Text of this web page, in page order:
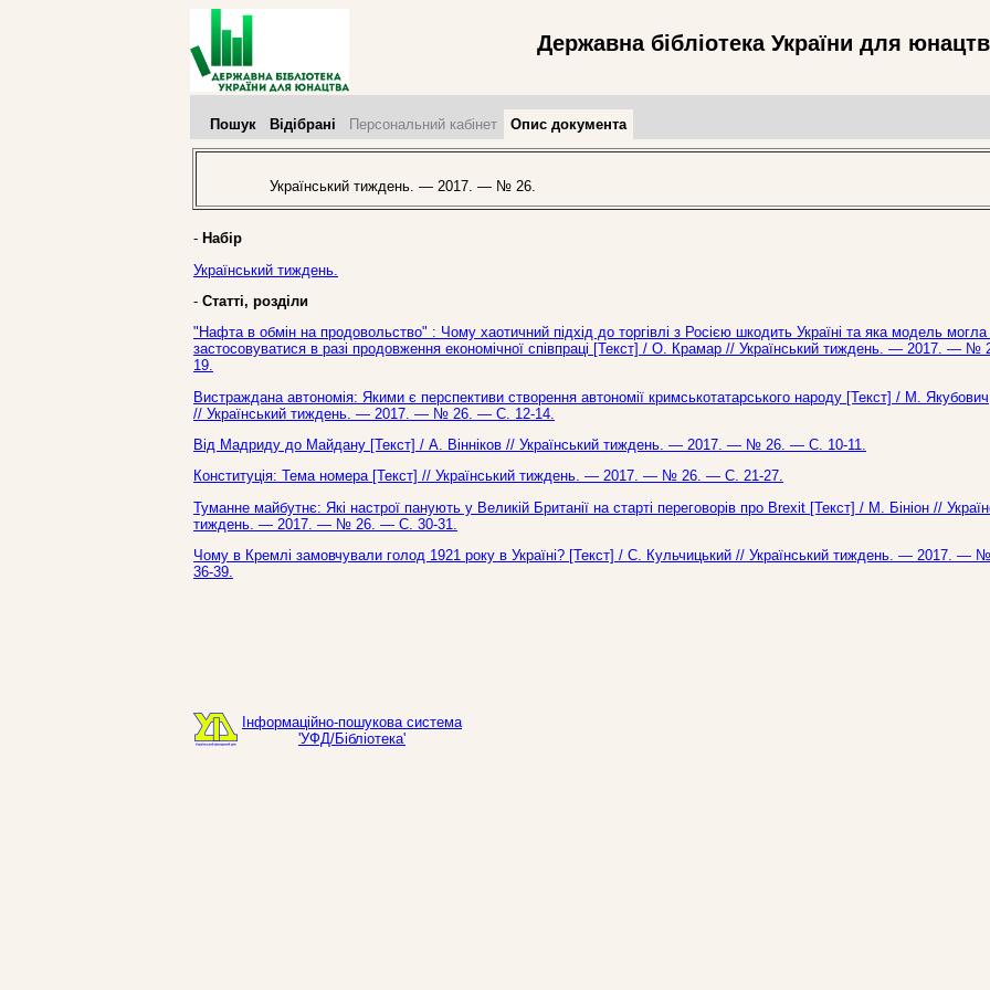
Державна бібліотека України для
Пошук Відібрані Персональний кабінет Опис документа
Український тиждень. — 2017. — № 26.
- Набір
Український тиждень.
- Статті, розділи
"Нафта в обмін на продовольство" : Чому хаотичний підхід до торгівлі з Росією шкодить Україні та яка модель могла
застосовуватися в разі продовження економічної співпраці [Текст] / О. Крамар // Український тиждень. — 2017. —
19.
Вистраждана автономія: Якими є перспективи створення автономії кримськотатарського народу [Текст] / М. Якубович
// Український тиждень. — 2017. — № 26. — С. 12-14.
Від Мадриду до Майдану [Текст] / А. Вінніков // Український тиждень. — 2017. — № 26. — С. 10-11.
Конституція: Тема номера [Текст] // Український тиждень. — 2017. — № 26. — С. 21-27.
Туманне майбутнє: Які настрої панують у Великій Британії на старті переговорів про Brexit [Текст] / М. Бініон //
тиждень. — 2017. — № 26. — С. 30-31.
Чому в Кремлі замовчували голод 1921 року в Україні? [Текст] / С. Кульчицький // Український тиждень. — 2017. —
36-39.
Інформаційно-пошукова система
'УФД/Бібліотека'